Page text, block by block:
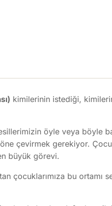
kimilerinin istediği,
öyle veya böyle
çevirmek gerekiyor.
büyük görevi.
çocuklarımıza bu ortamı